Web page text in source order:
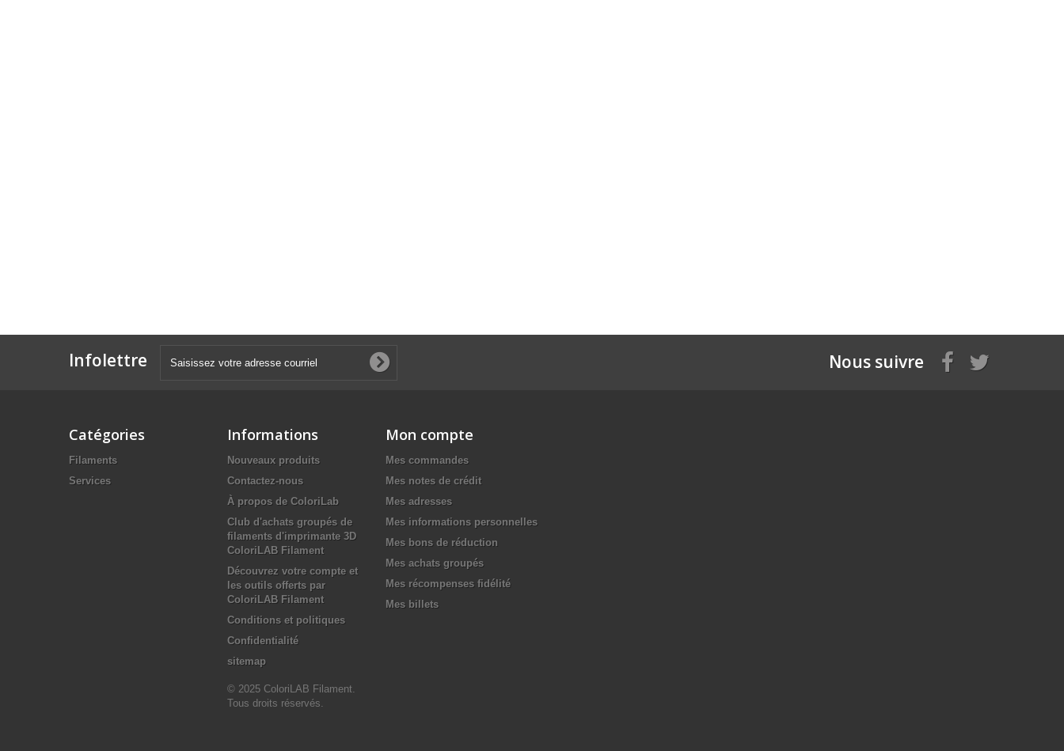
Infolettre Nous suivre
Catégories
Filaments
Services
Informations
Nouveaux produits
Contactez-nous
À propos de ColoriLab
Club d'achats groupés de
filaments d'imprimante 3D
ColoriLAB Filament
Découvrez votre compte et
les outils offerts par
ColoriLAB Filament
Conditions et politiques
Confidentialité
sitemap
© 2025 ColoriLAB Filament.
Tous droits réservés.
Mon compte
Mes commandes
Mes notes de crédit
Mes adresses
Mes informations personnelles
Mes bons de réduction
Mes achats groupés
Mes récompenses fidélité
Mes billets